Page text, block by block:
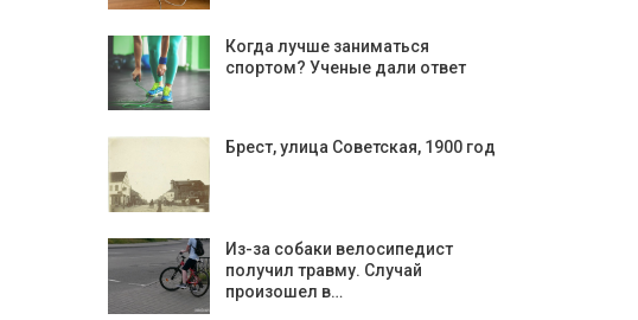
Когда лучше заниматься
спортом? Ученые дали ответ
Брест, улица Советская, 1900 год
Из-за собаки велосипедист
получил травму. Случай
произошел в…